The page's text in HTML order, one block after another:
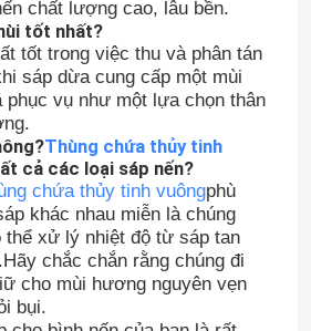
chất lượng cao, lâu bền.
tốt nhất?
tốt trong việc thu và phân tán
sáp dừa cung cấp một mùi
vụ như một lựa chọn thân
Thùng chứa thủy tinh
cả các loại sáp nến?
chứa thủy tinh vuôngphù
khác nhau miễn là chúng
thể xử lý nhiệt độ từ sáp tan
chắc chắn rằng chúng đi
cho mùi hương nguyên vẹn
bụi.